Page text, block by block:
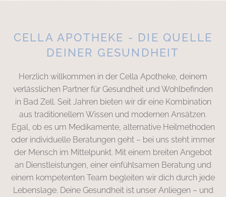
CELLA APOTHEKE - DIE QUELLE
DEINER GESUNDHEIT
Herzlich willkommen in der Cella Apotheke, deinem
verlässlichen Partner für Gesundheit und Wohlbefinden
in Bad Zell. Seit Jahren bieten wir dir eine Kombination
aus traditionellem Wissen und modernen Ansätzen.
Egal, ob es um Medikamente, alternative Heilmethoden
oder individuelle Beratungen geht – bei uns steht immer
der Mensch im Mittelpunkt. Mit einem breiten Angebot
an Dienstleistungen, einer einfühlsamen Beratung und
einem kompetenten Team begleiten wir dich durch jede
Lebenslage. Deine Gesundheit ist unser Anliegen – und